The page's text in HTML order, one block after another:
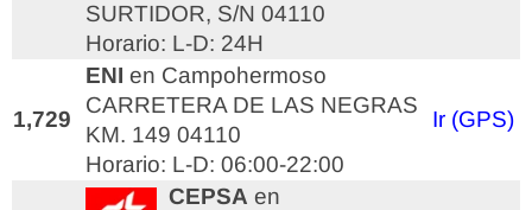
SURTIDOR, S/N 04110
Horario: L-D: 24H
1,729
ENI en Campohermoso
CARRETERA DE LAS NEGRAS
KM. 149 04110
Horario: L-D: 06:00-22:00
Ir (GPS)
CEPSA en